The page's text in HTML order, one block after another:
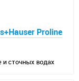
Proline
и сточных водах